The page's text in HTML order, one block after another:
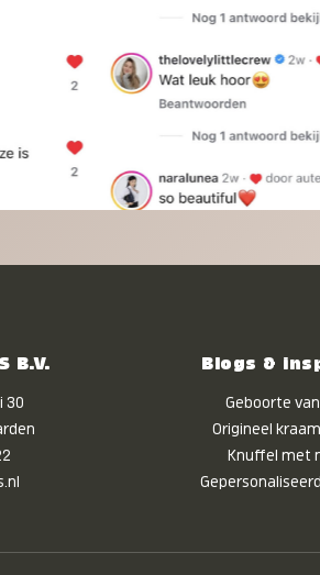
B.V.
30
Blogs &
Geboorte van
Origineel
Knuffel met